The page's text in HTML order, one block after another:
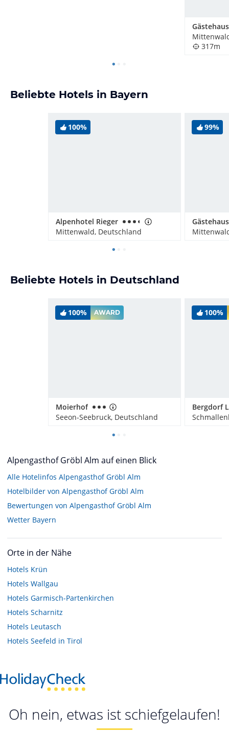
317m
Beliebte Hotels in Bayern
100%
Alpenhotel Rieger
Mittenwald, Deutschland
99%
Beliebte Hotels in Deutschland
100% AWARD
Moierhof
Seeon-Seebruck, Deutschland
100%
Alpengasthof Gröbl Alm auf einen Blick
Alle Hotelinfos Alpengasthof Gröbl Alm
Hotelbilder von Alpengasthof Gröbl Alm
Bewertungen von Alpengasthof Gröbl Alm
Wetter Bayern
Orte in der Nähe
Hotels Krün
Hotels Wallgau
Hotels Garmisch-Partenkirchen
Hotels Scharnitz
Hotels Leutasch
Hotels Seefeld in Tirol
Oh nein, etwas ist schiefgelaufen!